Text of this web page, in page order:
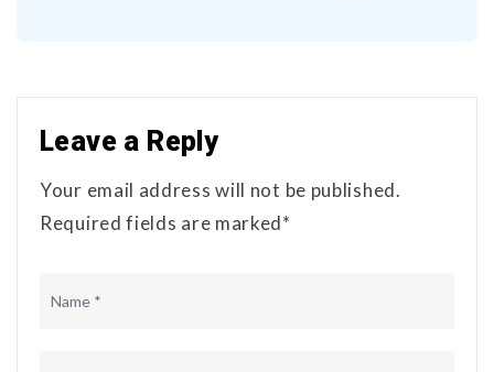
Leave a Reply
Your email address will not be published.
Required fields are marked*